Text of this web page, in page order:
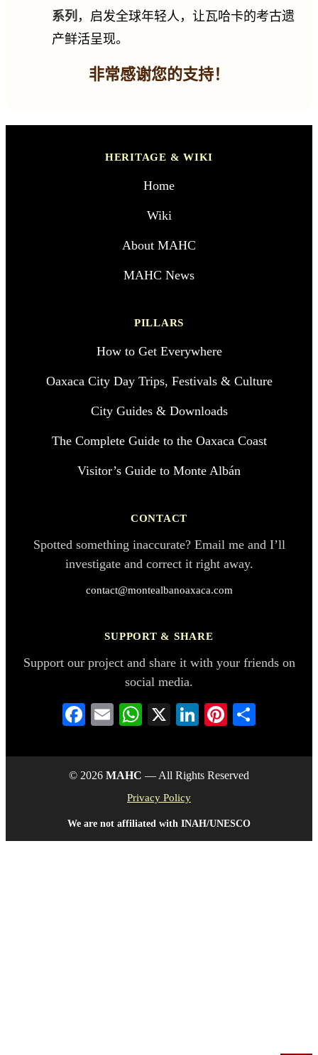
系列 ，启发全球年轻人，让瓦哈卡的考古遗
产鲜活呈现。
非常感谢您的支持！
HERITAGE & WIKI
Home
Wiki
About MAHC
MAHC News
PILLARS
How to Get Everywhere
Oaxaca City Day Trips, Festivals & Culture
City Guides & Downloads
The Complete Guide to the Oaxaca Coast
Visitor’s Guide to Monte Albán
CONTACT
Spotted something inaccurate? Email me and I’ll
investigate and correct it right away.
contact@montealbanoaxaca.com
SUPPORT & SHARE
Support our project and share it with your friends on
social media.
Facebook
EmailWhatsApp
X LinkedIn
Pinterest
© 2026 MAHC — All Rights Reserved
Privacy Policy
We are not affiliated with INAH/UNESCO